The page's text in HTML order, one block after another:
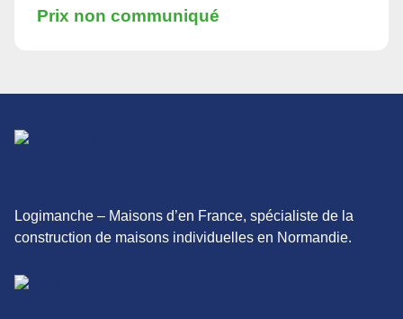
Prix non communiqué
Logimanche – Maisons d’en France, spécialiste de la
construction de maisons individuelles en Normandie.